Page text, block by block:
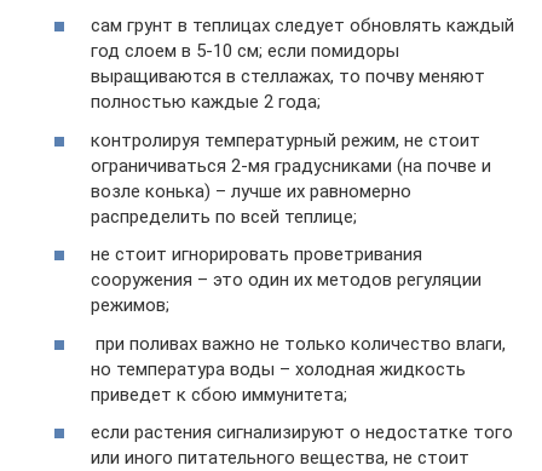
сам грунт в теплицах следует обновлять каждый
год слоем в 5-10 см; если помидоры
выращиваются в стеллажах, то почву меняют
полностью каждые 2 года;
контролируя температурный режим, не стоит
ограничиваться 2-мя градусниками (на почве и
возле конька) – лучше их равномерно
распределить по всей теплице;
не стоит игнорировать проветривания
сооружения – это один их методов регуляции
режимов;
при поливах важно не только количество влаги,
но температура воды – холодная жидкость
приведет к сбою иммунитета;
если растения сигнализируют о недостатке того
или иного питательного вещества, не стоит